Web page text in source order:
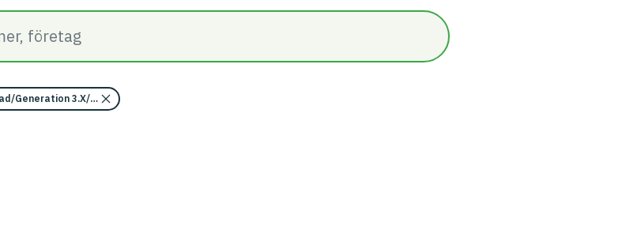
Generation 3.X/Indikator 14 - Utfasning av farliga ämnen/Inomhus (innanför ångspärr)/Omfattas av indikatorn